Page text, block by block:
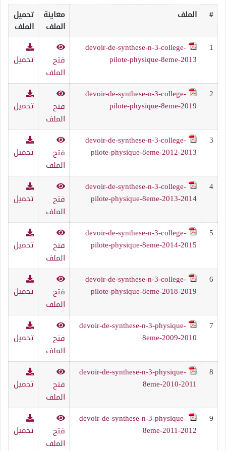
# الملف
معاينة
الملف
تحميل
الملف
1
devoir-de-synthese-n-3-college-
pilote-physique-8eme-2013
فتح
الملف
تحميل
2
devoir-de-synthese-n-3-college-
pilote-physique-8eme-2019
فتح
الملف
تحميل
3
devoir-de-synthese-n-3-college-
pilote-physique-8eme-2012-2013
فتح
الملف
تحميل
4
devoir-de-synthese-n-3-college-
pilote-physique-8eme-2013-2014
فتح
الملف
تحميل
5
devoir-de-synthese-n-3-college-
pilote-physique-8eme-2014-2015
فتح
الملف
تحميل
6
devoir-de-synthese-n-3-college-
pilote-physique-8eme-2018-2019
فتح
الملف
تحميل
7
devoir-de-synthese-n-3-physique-
8eme-2009-2010
فتح
الملف
تحميل
8
devoir-de-synthese-n-3-physique-
8eme-2010-2011
فتح
الملف
تحميل
9
devoir-de-synthese-n-3-physique-
8eme-2011-2012
فتح
الملف
تحميل